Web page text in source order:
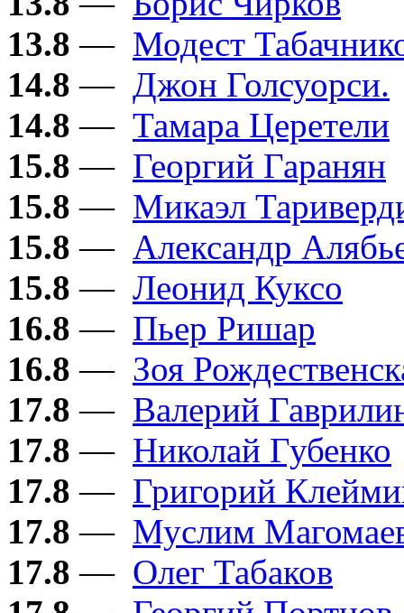
13.8 — Модест
14.8 — Джон Голсуорси.
14.8 — Тамара Церетели
15.8 — Георгий Гаранян
15.8 — Микаэл
15.8 — Александр
15.8 — Леонид Куксо
16.8 — Пьер Ришар
16.8 — Зоя
17.8 — Валерий
17.8 — Николай Губенко
17.8 — Григорий
17.8 — Муслим
17.8 — Олег Табаков